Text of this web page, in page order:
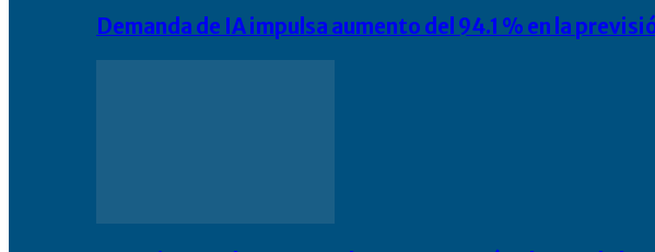
Demanda de IA impulsa aumento del 94.1 % en la